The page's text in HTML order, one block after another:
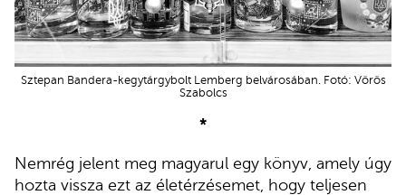
Sztepan Bandera-kegytárgybolt Lemberg belvárosában. Fotó: Vörös
Szabolcs
*
Nemrég jelent meg magyarul egy könyv, amely úgy
hozta vissza ezt az életérzésemet, hogy teljesen